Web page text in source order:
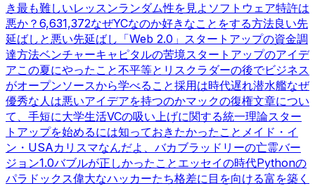
き最も難しいレッスンランダム性を見よ ソフトウェア特許は
悪か？ 6,631,372なぜYCなのか好きなことをする方法良い先
延ばしと悪い先延ばし 「Web 2.0」 スタートアップの資金調
達方法ベンチャーキャピタルの苦境スタートアップのアイデ
アこの夏にやったこと不平等とリスクラダーの後でビジネス
がオープンソースから学べること採用は時代遅れ潜水艦なぜ
優秀な人は悪いアイデアを持つのかマックの復権文章につい
て、手短に大学生活VCの吸い上げに関する統一理論スター
トアップを始めるには知っておきたかったこと メイド・イ
ン・USAカリスマなんだよ、バカブラッドリーの亡霊バー
ジョン1.0バブルが正しかったこと エッセイの時代Pythonの
パラドックス偉大なハッカーたち格差に目を向ける富を築く